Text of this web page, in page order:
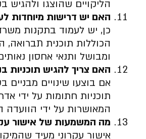
הליקויים שהוצגו
האם יש דרישות מיוחדות
כן, יש לעמוד בתקנות
הכוללות תוכנית תברואה,
ומבושל ותנאי אחסון
האם צריך להגיש תוכניות
אם בוצעו שינויים מבניים
תוכניות חתומות על ידי
המאושרות על ידי הוועדה
מה המשמעות של אישור
אישור עקרוני מעיד